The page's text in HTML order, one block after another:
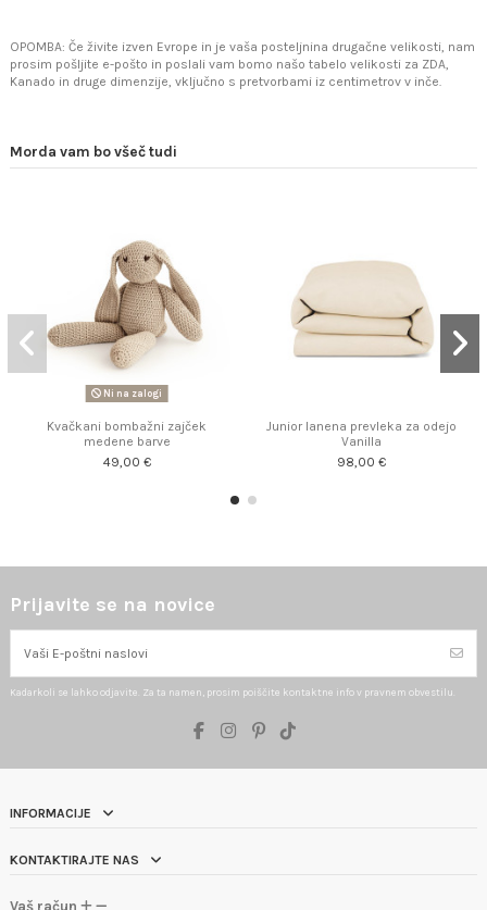
OPOMBA: Če živite izven Evrope in je vaša posteljnina drugačne velikosti, nam
prosim pošljite e-pošto in poslali vam bomo našo tabelo velikosti za ZDA,
Kanado in druge dimenzije, vključno s pretvorbami iz centimetrov v inče.
Morda vam bo všeč tudi
Ni na zalogi
Kvačkani bombažni zajček
medene barve
49,00 €
Junior lanena prevleka za odejo
Vanilla
98,00 €
Prijavite se na novice
Kadarkoli se lahko odjavite. Za ta namen, prosim poiščite kontaktne info v pravnem obvestilu.
INFORMACIJE
KONTAKTIRAJTE NAS
Vaš račun